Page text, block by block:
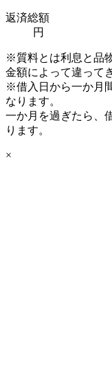
返済総額
円
※質料とは利息と品
金額によって違って
※借入日から一か月
なります。
一か月を過ぎたら、
ります。
×